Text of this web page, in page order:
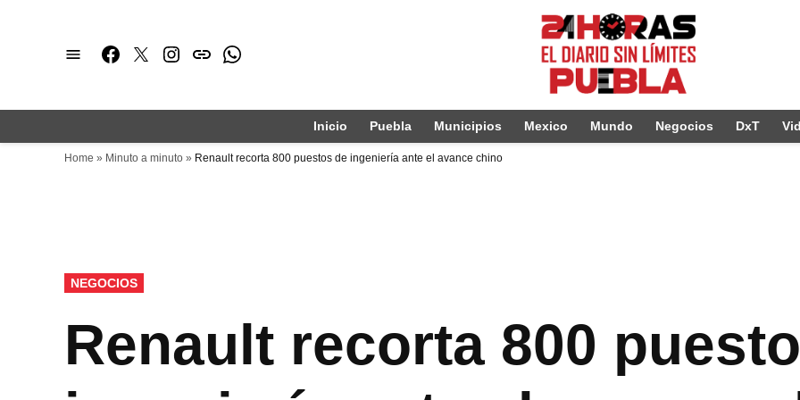
Facebook
TwitterInstagram
issuuWhatsapp
Inicio Puebla Municipios Mexico Mundo Negocios DxT
Home » Minuto a minuto » Renault recorta 800 puestos de ingeniería ante el avance chino
PUBLICADO
EN
NEGOCIOS
Renault recorta 800